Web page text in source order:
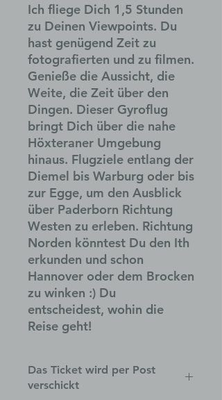
Ich fliege Dich 1,5 Stunden
zu Deinen Viewpoints. Du
hast genügend Zeit zu
fotografierten und zu filmen.
Genieße die Aussicht, die
Weite, die Zeit über den
Dingen. Dieser Gyroflug
bringt Dich über die nahe
Höxteraner Umgebung
hinaus. Flugziele entlang der
Diemel bis Warburg oder bis
zur Egge, um den Ausblick
über Paderborn Richtung
Westen zu erleben. Richtung
Norden könntest Du den Ith
erkunden und schon
Hannover oder dem Brocken
zu winken :) Du
entscheidest, wohin die
Reise geht!
Das Ticket wird per Post
verschickt